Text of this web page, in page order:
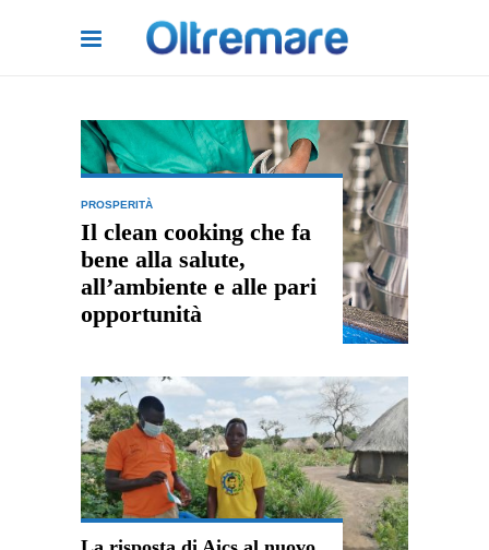
PROSPERITÀ
Il clean cooking che fa
bene alla salute,
all’ambiente e alle pari
opportunità